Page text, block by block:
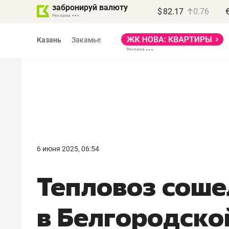
забронируй валюту $ 82.17 0.76
Казань Закамье
6 июня 2025, 06:54
Тепловоз
в
правил, бизнес может
потерять минимум